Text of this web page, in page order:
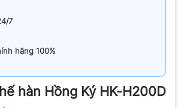
7
hãng 100%
hàn Hồng Ký HK-H200D